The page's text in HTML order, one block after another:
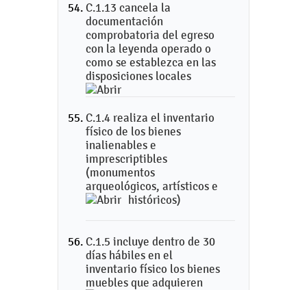
C.1.13 cancela la
documentación
comprobatoria del egreso
con la leyenda operado o
como se establezca en las
disposiciones locales
C.1.4 realiza el inventario
físico de los bienes
inalienables e
imprescriptibles
(monumentos
arqueológicos, artísticos e
históricos)
C.1.5 incluye dentro de 30
días hábiles en el
inventario físico los bienes
muebles que adquieren